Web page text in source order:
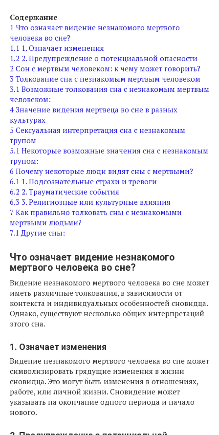
Содержание
1 Что означает видение незнакомого мертвого
человека во сне?
1.1 1. Означает изменения
1.2 2. Предупреждение о потенциальной опасности
2 Сон с мертвым человеком: к чему может говорить?
3 Толкование сна с незнакомым мертвым человеком
3.1 Возможные толкования сна с незнакомым мертвым
человеком:
4 Значение видения мертвеца во сне в разных
культурах
5 Сексуальная интерпретация сна с незнакомым
трупом
5.1 Некоторые возможные значения сна с незнакомым
трупом:
6 Почему некоторые люди видят сны с мертвыми?
6.1 1. Подсознательные страхи и тревоги
6.2 2. Трауматические события
6.3 3. Религиозные или культурные влияния
7 Как правильно толковать сны с незнакомыми
мертвыми людьми?
7.1 Другие сны:
Что означает видение незнакомого
мертвого человека во сне?
Видение незнакомого мертвого человека во сне может
иметь различные толкования, в зависимости от
контекста и индивидуальных особенностей сновидца.
Однако, существуют несколько общих интерпретаций
этого сна.
1. Означает изменения
Видение незнакомого мертвого человека во сне может
символизировать грядущие изменения в жизни
сновидца. Это могут быть изменения в отношениях,
работе, или личной жизни. Сновидение может
указывать на окончание одного периода и начало
нового.